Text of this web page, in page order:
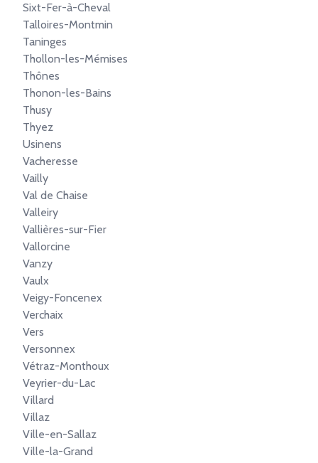
Sixt-Fer-à-Cheval
Talloires-Montmin
Taninges
Thollon-les-Mémises
Thônes
Thonon-les-Bains
Thusy
Thyez
Usinens
Vacheresse
Vailly
Val de Chaise
Valleiry
Vallières-sur-Fier
Vallorcine
Vanzy
Vaulx
Veigy-Foncenex
Verchaix
Vers
Versonnex
Vétraz-Monthoux
Veyrier-du-Lac
Villard
Villaz
Ville-en-Sallaz
Ville-la-Grand